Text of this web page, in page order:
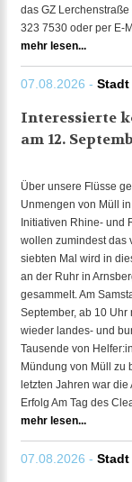
das GZ
323 7530 oder per E-
mehr lesen...
07.08.2026 - Stadt
Interessierte
am 12.
Über unsere Flüsse
Unmengen von Müll
Initiativen Rhine- und
wollen zumindest das
siebten Mal wird in
an der Ruhr in
gesammelt. Am
September, ab 10 Uhr
wieder landes- und
Tausende von
Mündung von Müll zu
letzten Jahren war
Erfolg Am Tag des
mehr lesen...
07.08.2026 - Stadt